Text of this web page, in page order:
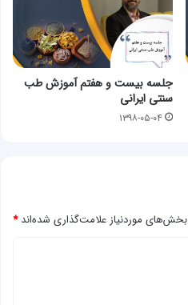
جلسه بیست و هفتم آموزش طب
سنتی ایرانی
۱۳۹۸-۰۵-۰۴
بخش‌های موردنیاز علامت‌گذاری شده‌اند*